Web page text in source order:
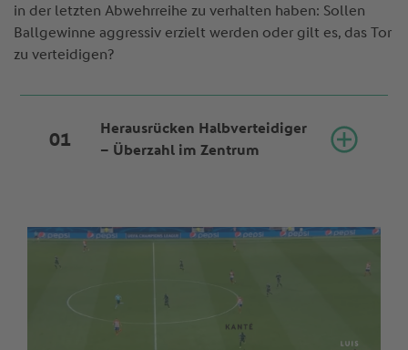
in der letzten Abwehrreihe zu verhalten haben: Sollen
Ballgewinne aggressiv erzielt werden oder gilt es, das Tor
zu verteidigen?
Herausrücken Halbverteidiger
– Überzahl im Zentrum